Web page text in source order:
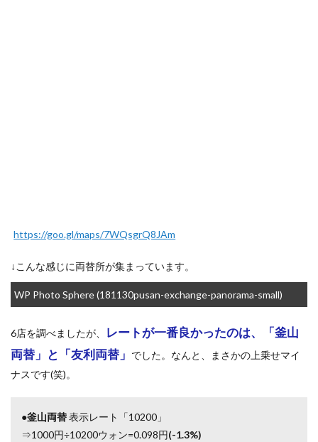
https://goo.gl/maps/7WQsgrQ8JAm
↓こんな感じに両替所が集まっています。
WP Photo Sphere (181130pusan-exchange-panorama-small)
6店を調べましたが、
レートが一番良かったのは、「釜山
両替」と「友利両替」 でした。なんと、まさかの上乗せマイ
ナスです(笑)。
●釜山両替表示レート「10200」
⇒1000円÷10200ウォン=0.098円(-1.3%)